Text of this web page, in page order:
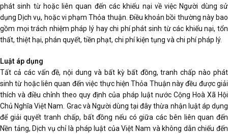
phát sinh từ hoặc liên quan đến các khiếu nại về việc Người dùng sử
dụng Dịch vụ, hoặc vi phạm Thỏa thuận. Điều khoản bồi thường này bao
gồm mọi trách nhiệm pháp lý hay chi phí phát sinh từ các khiếu nại, tổn
thất, thiệt hại, phán quyết, tiền phạt, chi phí kiện tụng và chi phí pháp lý.
Luật áp dụng
Tất cả các vấn đề, nội dung và bất kỳ bất đồng, tranh chấp nào phát
sinh từ hoặc liên quan đến việc thực hiện Thỏa Thuận này đều được giải
thích và điều chỉnh theo quy định của pháp luật nước Cộng Hoà Xã Hội
Chủ Nghĩa Việt Nam. Grac và Người dùng tại đây thừa nhận luật áp dụng
để giải quyết tranh chấp, bất đồng nếu có giữa các bên liên quan đến
Nền tảng, Dịch vụ chỉ là pháp luật của Việt Nam và không dẫn chiếu đến